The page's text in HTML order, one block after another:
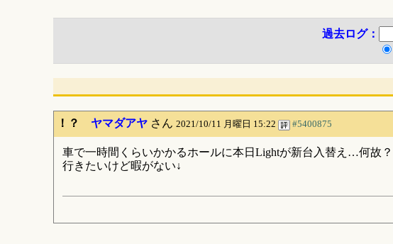
過去ログ：
！？ ヤマダアヤさん 2021/10/11 月曜日 15:22 #5400875
車で一時間くらいかかるホールに本日Lightが新台入替え…何故？
行きたいけど暇がない↓